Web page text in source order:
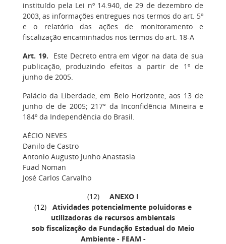
instituído pela Lei nº 14.940, de 29 de dezembro de
2003, as informações entregues nos termos do art. 5º
e o relatório das ações de monitoramento e
fiscalização encaminhados nos termos do art. 18-A
Art. 19. Este Decreto entra em vigor na data de sua
publicação, produzindo efeitos a partir de 1º de
junho de 2005.
Palácio da Liberdade, em Belo Horizonte, aos 13 de
junho de de 2005; 217° da Inconfidência Mineira e
184º da Independência do Brasil.
AÉCIO NEVES
Danilo de Castro
Antonio Augusto Junho Anastasia
Fuad Noman
José Carlos Carvalho
(12) ANEXO I
(12) Atividades potencialmente poluidoras e
utilizadoras de recursos ambientais
sob fiscalização da Fundação Estadual do Meio
Ambiente - FEAM -